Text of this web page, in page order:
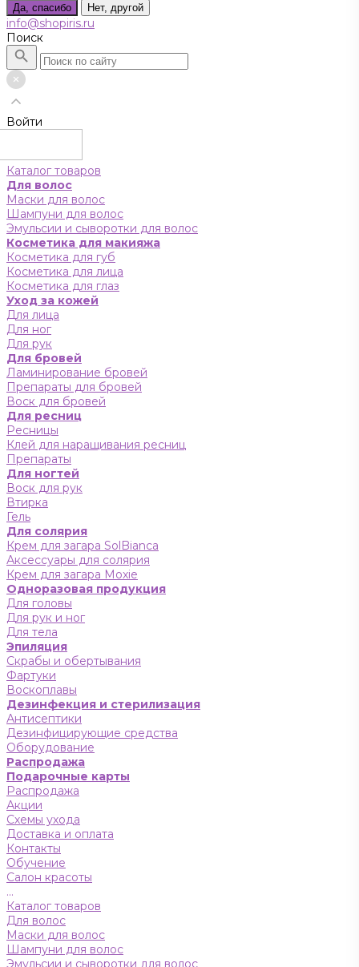
Да, спасибо Нет, другой
info@shopiris.ru
Поиск
Войти
Каталог товаров
Для волос
Маски для волос
Шампуни для волос
Эмульсии и сыворотки для волос
Косметика для макияжа
Косметика для губ
Косметика для лица
Косметика для глаз
Уход за кожей
Для лица
Для ног
Для рук
Для бровей
Ламинирование бровей
Препараты для бровей
Воск для бровей
Для ресниц
Ресницы
Клей для наращивания ресниц
Препараты
Для ногтей
Воск для рук
Втирка
Гель
Для солярия
Крем для загара SolBianca
Аксессуары для солярия
Крем для загара Moxie
Одноразовая продукция
Для головы
Для рук и ног
Для тела
Эпиляция
Скрабы и обертывания
Фартуки
Воскоплавы
Дезинфекция и стерилизация
Антисептики
Дезинфицирующие средства
Оборудование
Распродажа
Подарочные карты
Распродажа
Акции
Схемы ухода
Доставка и оплата
Контакты
Обучение
Салон красоты
...
Каталог товаров
Для волос
Маски для волос
Шампуни для волос
Эмульсии и сыворотки для волос